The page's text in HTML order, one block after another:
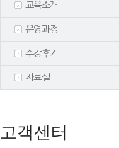
교육소개
운영과정
수강후기
자료실
고객센터